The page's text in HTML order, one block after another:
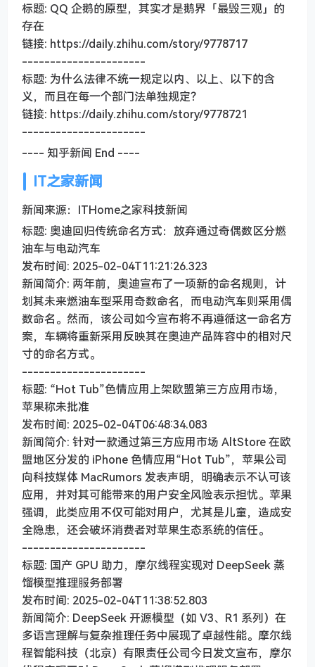
标题: QQ 企鹅的原型，其实才是鹅界「最毁三观」的
存在
链接: https://daily.zhihu.com/story/9778717
----------------------
标题: 为什么法律不统一规定以内、以上、以下的含
义，而且在每一个部门法单独规定？
链接: https://daily.zhihu.com/story/9778721
----------------------
---- 知乎新闻 End ----
IT之家新闻
新闻来源：ITHome之家科技新闻
标题: 奥迪回归传统命名方式：放弃通过奇偶数区分燃
油车与电动汽车
发布时间: 2025-02-04T11:21:26.323
新闻简介: 两年前，奥迪宣布了一项新的命名规则，计
划其未来燃油车型采用奇数命名，而电动汽车则采用偶
数命名。然而，该公司如今宣布将不再遵循这一命名方
案，车辆将重新采用反映其在奥迪产品阵容中的相对尺
寸的命名方式。
----------------------
标题: “Hot Tub”色情应用上架欧盟第三方应用市场，
苹果称未批准
发布时间: 2025-02-04T06:48:34.083
新闻简介: 针对一款通过第三方应用市场 AltStore 在欧
盟地区分发的 iPhone 色情应用“Hot Tub”，苹果公司
向科技媒体 MacRumors 发表声明，明确表示不认可该
应用，并对其可能带来的用户安全风险表示担忧。苹果
强调，此类应用不仅可能对用户，尤其是儿童，造成安
全隐患，还会破坏消费者对苹果生态系统的信任。
----------------------
标题: 国产 GPU 助力，摩尔线程实现对 DeepSeek 蒸
馏模型推理服务部署
发布时间: 2025-02-04T11:38:52.803
新闻简介: DeepSeek 开源模型（如 V3、R1 系列）在
多语言理解与复杂推理任务中展现了卓越性能。摩尔线
程智能科技（北京）有限责任公司今日发文宣布，摩尔